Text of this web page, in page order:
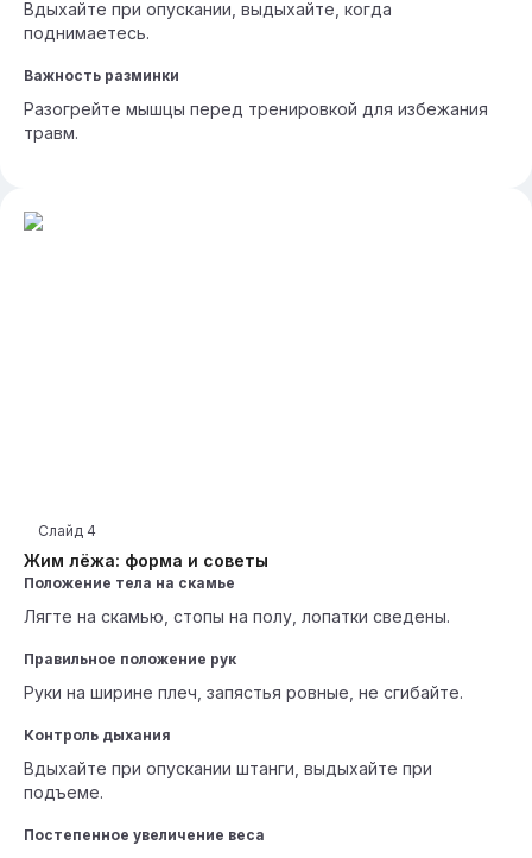
Вдыхайте при опускании, выдыхайте, когда
поднимаетесь.
Важность разминки
Разогрейте мышцы перед тренировкой для избежания
травм.
Жим лёжа: форма и советы
Слайд 4
Положение тела на скамье
Лягте на скамью, стопы на полу, лопатки сведены.
Правильное положение рук
Руки на ширине плеч, запястья ровные, не сгибайте.
Контроль дыхания
Вдыхайте при опускании штанги, выдыхайте при
подъеме.
Постепенное увеличение веса